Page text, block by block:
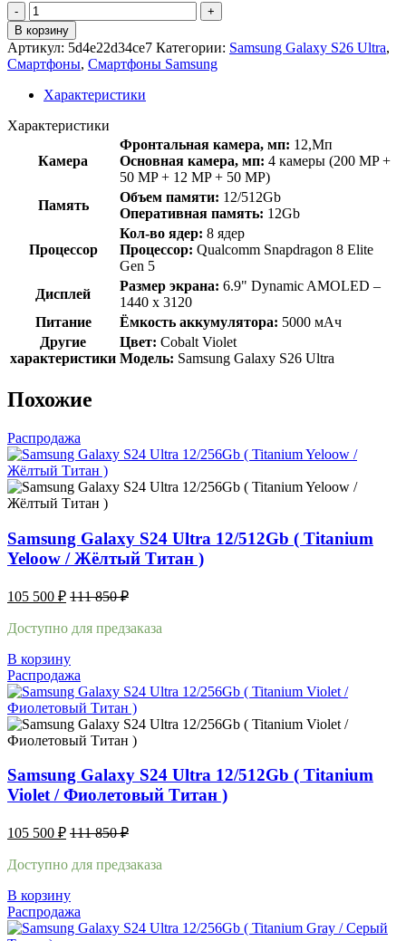
Количество
товара
Samsung
Galaxy
S26
Ultra
12/512Gb
Фиолетовый
Violet)
В корзину
Артикул: 5d4e22d34ce7 Категории: Samsung Galaxy S26 Ultra,
Смартфоны, Смартфоны Samsung
Характеристики
Характеристики
Камера
Фронтальная камера, мп: 12,Мп
Основная камера, мп: 4 камеры (200 MP +
50 MP + 12 MP + 50 MP)
Память
Объем памяти: 12/512Gb
Оперативная память: 12Gb
Процессор
Кол-во ядер: 8 ядер
Процессор: Qualcomm Snapdragon 8 Elite
Gen 5
Дисплей
Размер экрана: 6.9" Dynamic AMOLED –
1440 x 3120
Питание
Ёмкость аккумулятора: 5000 мАч
Другие
характеристики
Цвет: Cobalt Violet
Модель: Samsung Galaxy S26 Ultra
Похожие
Распродажа
Samsung Galaxy S24 Ultra 12/512Gb ( Titanium
Yeloow / Жёлтый Титан )
105 500 ₽ 111 850₽
Доступно для предзаказа
В корзину
Распродажа
Samsung Galaxy S24 Ultra 12/512Gb ( Titanium
Violet / Фиолетовый Титан )
105 500 ₽ 111 850₽
Доступно для предзаказа
В корзину
Распродажа